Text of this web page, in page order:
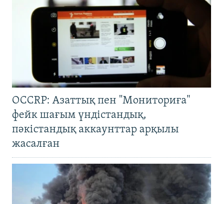
OCCRP: Азаттық пен "Мониториға"
фейк шағым үндістандық,
пәкістандық аккаунттар арқылы
жасалған